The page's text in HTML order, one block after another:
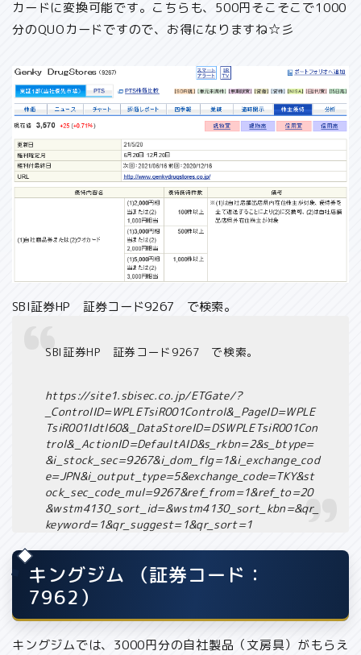
カードに変換可能です。こちらも、500円そこそこで1000
分のQUOカードですので、お得になりますね☆彡
SBI証券HP 証券コード9267 で検索。
SBI証券HP 証券コード9267 で検索。
https://site1.sbisec.co.jp/ETGate/?
_ControlID=WPLETsiR001Control&_PageID=WPLE
TsiR001Idtl60&_DataStoreID=DSWPLETsiR001Con
trol&_ActionID=DefaultAID&s_rkbn=2&s_btype=
&i_stock_sec=9267&i_dom_flg=1&i_exchange_cod
e=JPN&i_output_type=5&exchange_code=TKY&st
ock_sec_code_mul=9267&ref_from=1&ref_to=20
&wstm4130_sort_id=&wstm4130_sort_kbn=&qr_
keyword=1&qr_suggest=1&qr_sort=1
キングジム （証券コード：
7962）
キングジムでは、 3000円分の自社製品（文房具）がもらえ